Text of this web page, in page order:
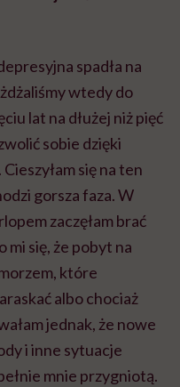
spadła na
wtedy do
lat na dłużej niż pięć
sobie dzięki
się na ten
gorsza faza. W
zaczęłam brać
mi się, że pobyt na
które
albo chociaż
jednak, że nowe
i inne sytuacje
mnie przygniotą.